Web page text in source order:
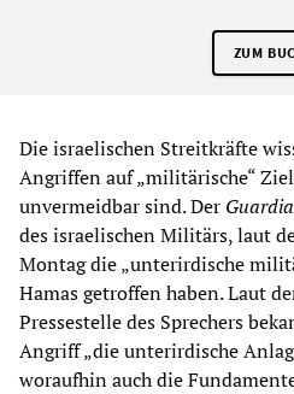
ZUM
Die israelischen Streitkräfte
Angriffen auf „militärische“
unvermeidbar sind. Der
des israelischen Militärs, laut
Montag die „unterirdische
Hamas getroffen haben. Laut
Pressestelle des Sprechers
Angriff „die unterirdische
woraufhin auch die